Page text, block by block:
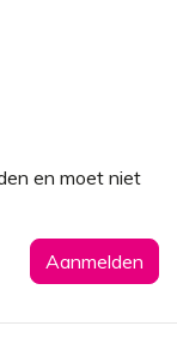
en moet niet